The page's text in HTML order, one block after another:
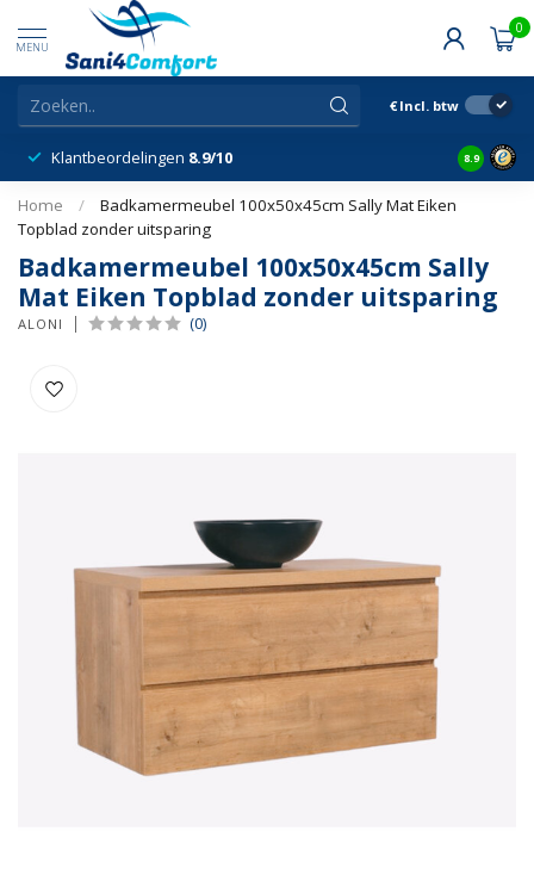
MENU
0
€ Incl. btw
Klantbeordelingen 8.9/10 8.9
Home /
Badkamermeubel 100x50x45cm Sally Mat Eiken
Topblad zonder uitsparing
Badkamermeubel 100x50x45cm Sally
Mat Eiken Topblad zonder uitsparing
ALONI (0)